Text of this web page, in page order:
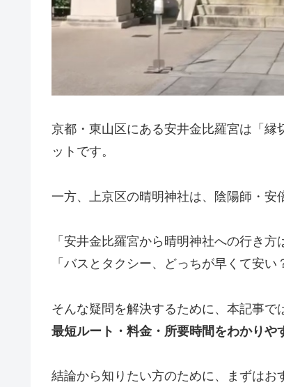
京都・東山区にある安井金比羅宮は「縁
ットです。
一方、上京区の晴明神社は、陰陽師・安
「安井金比羅宮から晴明神社への行き方
「バスとタクシー、どっちが早くて安い
そんな疑問を解決するために、本記事で
最短ルート・料金・所要時間をわかりや
結論から知りたい方のために、まずはお